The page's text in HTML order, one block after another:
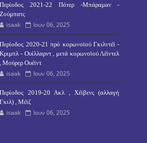
Περίοδος 2021-22 Πότερ -Μπάραμαν -
Ζούμπατς
isaak Ιουν 06, 2025
Περίοδος 2020-21 πρό κορωνοϊού Γκιλντέϊ -
Κριμπλ - Ουίλλαρντ , μετά κορωνοϊού Λέϊντελ
, Μούρερ Ουέϊντ
isaak Ιουν 06, 2025
Περίοδος 2019-20 Ακλ , Χέϊβενς (αλλαγή
Γκιλ) , Μέϊζ
isaak Ιουν 06, 2025